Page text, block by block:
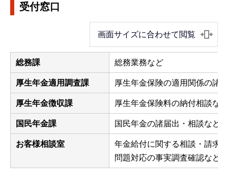
受付窓口
画面サイズに合わせて閲覧
総務課 総務業務など
厚生年金適用調査課 厚生年金保険の適用関係の諸
厚生年金徴収課 厚生年金保険料の納付相談など
国民年金課 国民年金の諸届出・相談など
お客様相談室
年金給付に関する相談・請求
問題対応の事実調査確認など